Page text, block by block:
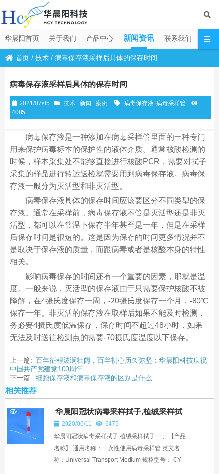
华晨阳首页 关于我们 产品中心 新闻资讯 联系我们
首页 /技术 /病毒保存液采样后具体的保存时间
病毒保存液采样后具体的保存时间
2021/07/05 技术 新闻 案例 病毒保存液 病毒采样管
4085
病毒保存液是一种添加在病毒采样管里面的一种专门
用来保护病毒标本的保护性的液体介质。通常核酸检测的
时候，样本采集处不能够直接进行核酸PCR，需要对拭子
采集的样品进行转运送检就需要用到病毒保存液。病毒保
存液一般分为灭活型和非灭活型。
病毒保存液具体的保存时间应该要区分不同类型的保
存液。通常在采样前，病毒保存液不管是灭活型还是非灭
活型，都可以在常温下保存半年甚至是一年，但是在采样
后保存时间是很短的。这是因为保存的时间更多情况并不
是取决于保存液的质量，而跟病毒或者是核酸本身的特性
相关。
影响病毒保存的时间还有一个重要的因素，那就是温
度。一般来说，灭活型的保存液由于只需要保护核酸不被
降解，在4摄氏度保存一周，-20摄氏度保存一个月，-80℃
保存一年。非灭活的保存液在取样后如果不能及时检测，
务必要4摄氏度低温保存，保存时间不超过48小时，如果
无法及时送往检测点的需要-70摄氏度温度以下保存。
上一篇: 百年征程波澜壮阔，百年初心历久弥坚；华晨阳科技庆祝
中国共产党建党100周年
下一篇: 细胞保存液和病毒保存液的区别是什么
相关推荐
华晨阳冠状病毒采样拭子,植绒采样拭
子2020/06/11
6475
华晨阳冠状病毒采样拭子,植绒采样拭子 一、【产品
名称】 通用名称：一次性使用病毒采样管 英文名
称：Universal Transport Medium 规格型号： CY-